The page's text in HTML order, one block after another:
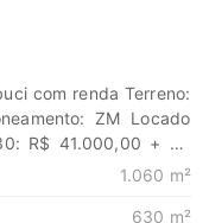
com renda Terreno:
ZM Locado
R$ 41.000,00 + R$
seus sonhos
confie em nós para
1.060 m²
630 m²